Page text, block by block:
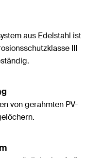
aus Edelstahl ist
III
von gerahmten PV-